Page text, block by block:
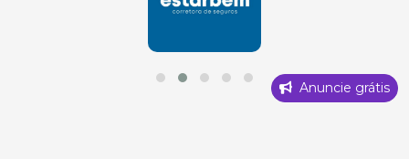
Anuncie grátis